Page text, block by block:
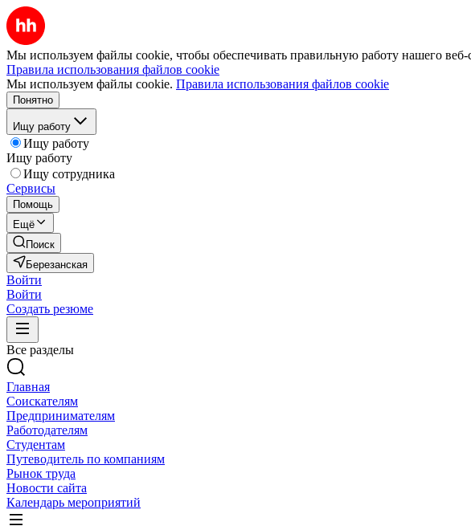
Мы используем файлы cookie, чтобы обеспечивать правильную работу нашего веб-
Правила использования файлов cookie
Мы используем файлы cookie. Правила использования файлов cookie
Понятно
Ищу работу
Ищу работу
Ищу работу
Ищу сотрудника
Сервисы
Помощь
Ещё
Поиск
Березанская
Войти
Войти
Создать резюме
Все разделы
Главная
Соискателям
Предпринимателям
Работодателям
Студентам
Путеводитель по компаниям
Рынок труда
Новости сайта
Календарь мероприятий